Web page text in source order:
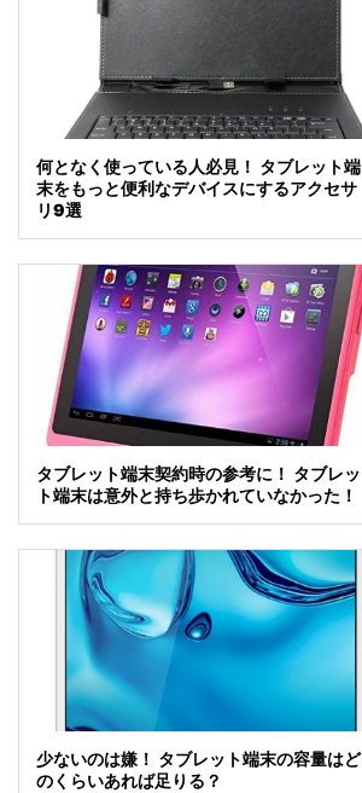
何となく使っている人必見！ タブレット端
末をもっと便利なデバイスにするアクセサ
リ9選
タブレット端末契約時の参考に！ タブレッ
ト端末は意外と持ち歩かれていなかった！
少ないのは嫌！ タブレット端末の容量はど
のくらいあれば足りる？